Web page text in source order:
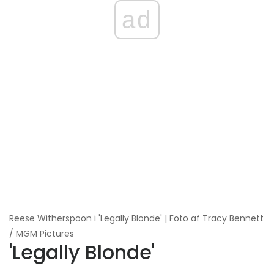
ad
Reese Witherspoon i 'Legally Blonde' | Foto af Tracy Bennett
/ MGM Pictures
'Legally Blonde'